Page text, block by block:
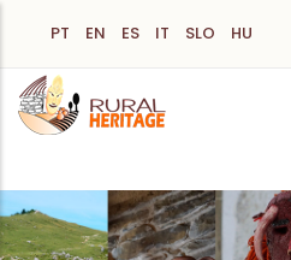
contenuto
principale
PT EN ES IT SLO HU